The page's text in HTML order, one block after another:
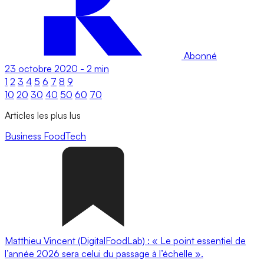
Abonné
23 octobre 2020 - 2 min
1 2 3 4 5 6 7 8 9
10 20 30 40 50 60 70
Articles les plus lus
Business FoodTech
Matthieu Vincent (DigitalFoodLab) : « Le point essentiel de
l’année 2026 sera celui du passage à l’échelle ».